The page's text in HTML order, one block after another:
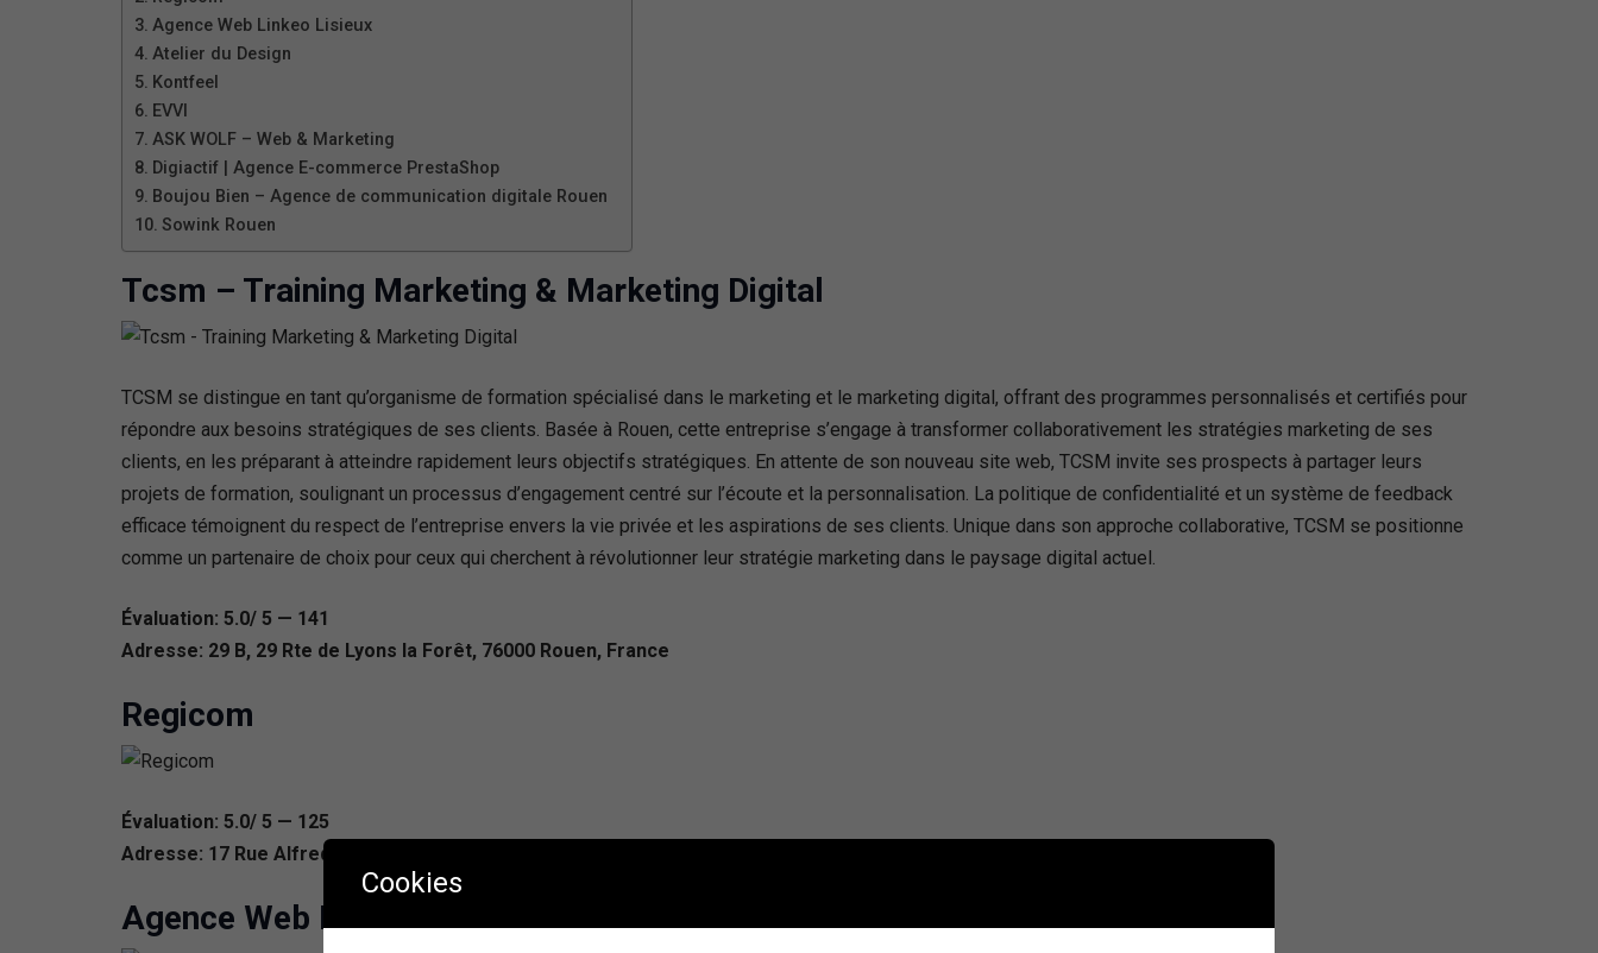
Agence Web Linkeo Lisieux
Atelier du Design
Kontfeel
EVVI
ASK WOLF – Web & Marketing
Digiactif | Agence E-commerce PrestaShop
Boujou Bien – Agence de communication digitale Rouen
Sowink Rouen
Tcsm – Training Marketing & Marketing Digital
TCSM se distingue en tant qu’organisme de formation spécialisé dans le marketing et le marketing digital, offrant des programmes personnalisés et certifiés pour
répondre aux besoins stratégiques de ses clients. Basée à Rouen, cette entreprise s’engage à transformer collaborativement les stratégies marketing de ses
clients, en les préparant à atteindre rapidement leurs objectifs stratégiques. En attente de son nouveau site web, TCSM invite ses prospects à partager leurs
projets de formation, soulignant un processus d’engagement centré sur l’écoute et la personnalisation. La politique de confidentialité et un système de feedback
efficace témoignent du respect de l’entreprise envers la vie privée et les aspirations de ses clients. Unique dans son approche collaborative, TCSM se positionne
comme un partenaire de choix pour ceux qui cherchent à révolutionner leur stratégie marketing dans le paysage digital actuel.
Évaluation: 5.0/ 5 — 141
Adresse: 29 B, 29 Rte de Lyons la Forêt, 76000 Rouen, France
Regicom
Évaluation: 5.0/ 5 — 125
Adresse: 17 Rue Alfred Kastler, 76130 Mont-Saint-Aignan, France
Agence Web Linkeo Lisieux
Cookies